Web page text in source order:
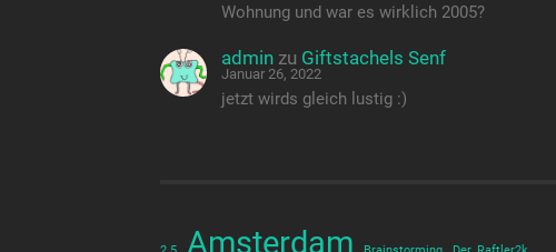
Wohnung und war es wirklich 2005?
admin zu Giftstachels Senf
Januar 26, 2022
jetzt wirds gleich lustig :)
Amsterdam